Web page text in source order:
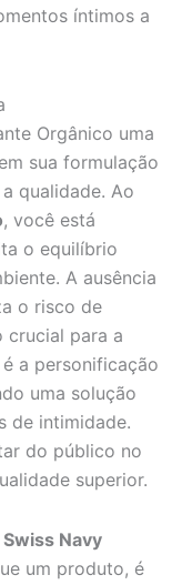
íntimos a
Orgânico uma
sua formulação
qualidade. Ao
, você está
o equilíbrio
A ausência
o risco de
crucial para a
é a personificação
uma solução
de intimidade.
do público no
superior.
Swiss Navy
um produto, é